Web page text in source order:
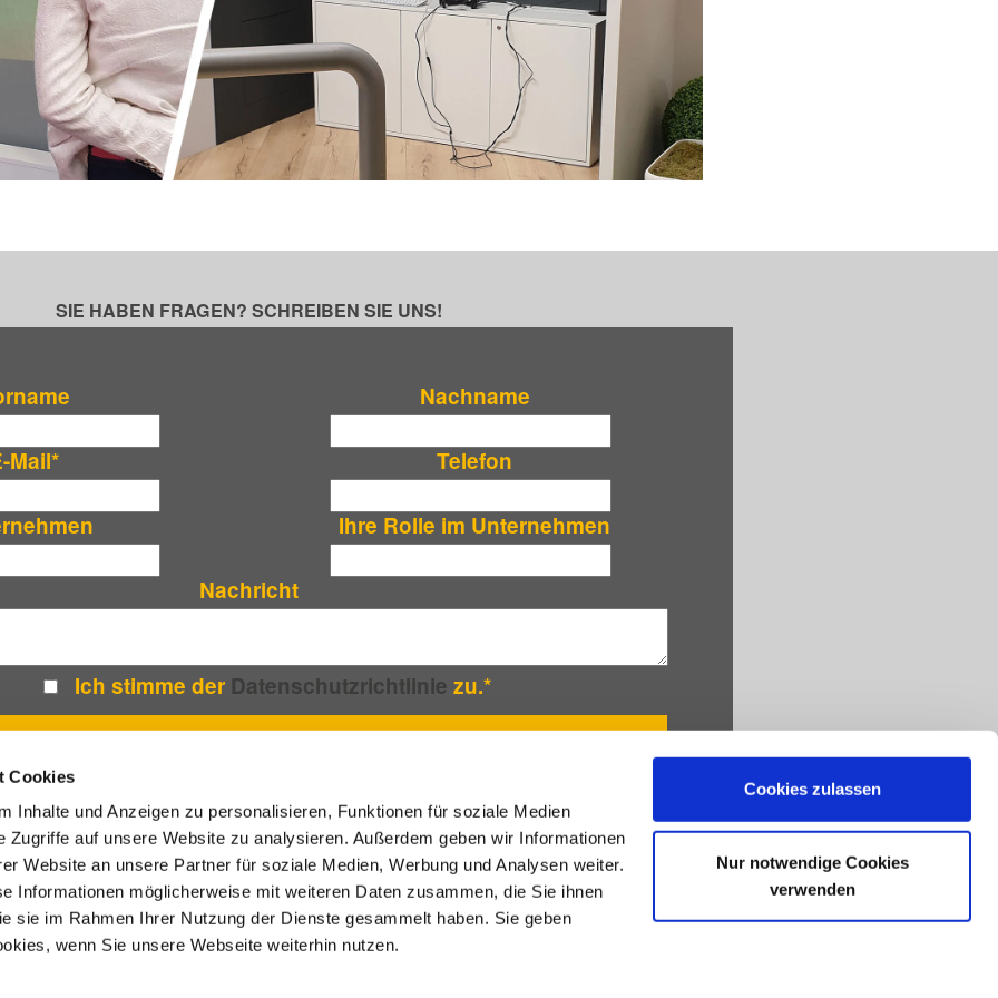
Cookies
Inhalte und Anzeigen zu personalisieren, Funktionen für soziale Medien
Zugriffe auf unsere Website zu analysieren. Außerdem geben wir Informationen
Website an unsere Partner für soziale Medien, Werbung und Analysen weiter.
Informationen möglicherweise mit weiteren Daten zusammen, die Sie ihnen
sie im Rahmen Ihrer Nutzung der Dienste gesammelt haben. Sie geben
wenn Sie unsere Webseite weiterhin nutzen.
Cookies zulassen
Nur notwendige Cookies
verwenden
SIE HABEN FRAGEN? SCHREIBEN SIE UNS!
Nachname
Mail* Telefon
Ihre Rolle im Unternehmen
Nachricht
Ich stimme der Datenschutzrichtlinie zu.*
VIDEOS IMPRESSUM AGB DATENSCHUTZ NEWSLETTER ABONNIEREN
E-Mail